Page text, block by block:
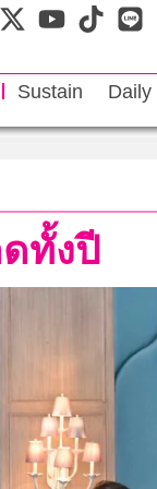
Sustain Daily
ทั้งปี